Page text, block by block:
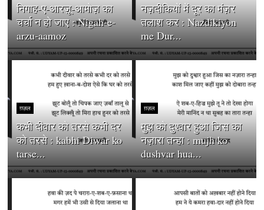
निगाह-ए-आरज़ू-आमोज़ का
चर्चा न हो जाए : Nigah-e-
arzu-aamoz
नज़दीकियों में दूर का मंज़र
तलाश कर : Nazdikiyon
me Dur...
ग़ज़ल
कभी दीवार को तरसे कभी दर
को तरसे : kabhi Diwar ko
tarse...
ग़ज़ल
मुझ को दुश्वार हुआ जिस का
नज़ारा तन्हा : mujh ko
dushvar hua...